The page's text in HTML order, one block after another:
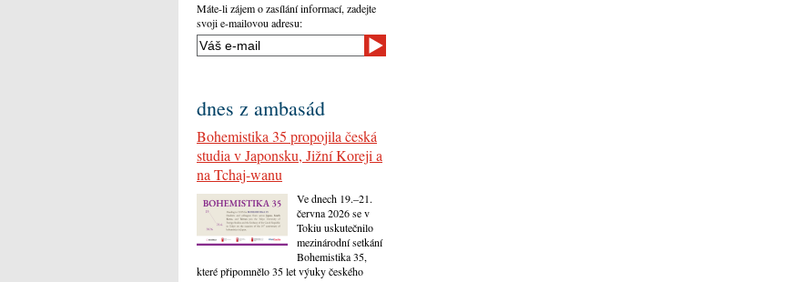
Máte-li zájem o zasílání informací, zadejte
svoji e-mailovou adresu:
dnes z ambasád
Bohemistika 35 propojila česká
studia v Japonsku, Jižní Koreji a
na Tchaj-wanu
Ve dnech 19.–21.
června 2026 se v
Tokiu uskutečnilo
mezinárodní setkání
Bohemistika 35,
které připomnělo 35 let výuky českého